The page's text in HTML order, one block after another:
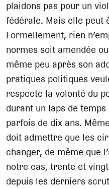
plaidons pas pour un
fédérale. Mais elle peut
Formellement, rien
normes soit amendée
même peu après son
pratiques politiques
respecte la volonté du
durant un laps de
parfois de dix ans.
doit admettre que les
changer, de même que
notre cas, trente et
depuis les derniers